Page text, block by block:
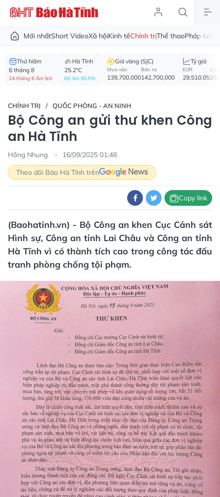
Mới nhấtShort VideoXã hộiKinh tếChính trịThể thaoPháp luật
Thứ Năm
6 tháng 8
24 tháng 6 Âm lịch
Hà Tĩnh
25.2°C
Độ ẩm 90.5%
Giá vàng (SJC)
Mua vào
139,700,000
Bán ra
142,700,000
Tỷ giá
EUR
29,510.05
USD
CHÍNH TRỊ QUỐC PHÒNG - AN NINH
Bộ Công an gửi thư khen Công
an Hà Tĩnh
Hồng Nhung
16/09/2025 01:48
Theo dõi Báo Hà Tĩnh trên
Copy link
(Baohatinh.vn) - Bộ Công an khen Cục Cảnh sát
Hình sự, Công an tỉnh Lai Châu và Công an tỉnh
Hà Tĩnh vì có thành tích cao trong công tác đấu
tranh phòng chống tội phạm.